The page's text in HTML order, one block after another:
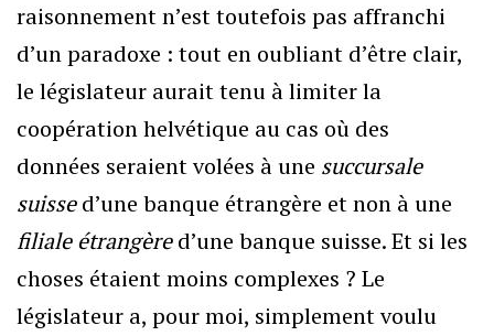
raisonnement n’est toutefois pas affranchi
d’un paradoxe : tout en oubliant d’être clair,
le législateur aurait tenu à limiter la
coopération helvétique au cas où des
données seraient volées à une succursale
suissed’une banque étrangère et non à une
filiale étrangèred’une banque suisse. Et si les
choses étaient moins complexes ? Le
législateur a, pour moi, simplement voulu